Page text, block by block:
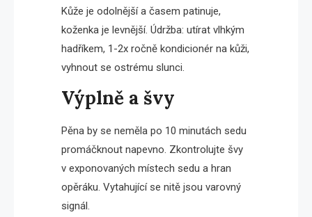
Kůže je odolnější a časem patinuje,
koženka je levnější. Údržba: utírat vlhkým
hadříkem, 1-2x ročně kondicionér na kůži,
vyhnout se ostrému slunci.
Výplně a švy
Pěna by se neměla po 10 minutách sedu
promáčknout napevno. Zkontrolujte švy
v exponovaných místech sedu a hran
opěráku. Vytahující se nitě jsou varovný
signál.